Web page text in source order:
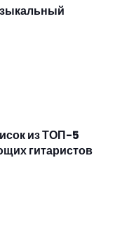
из ТОП-5
гитаристов